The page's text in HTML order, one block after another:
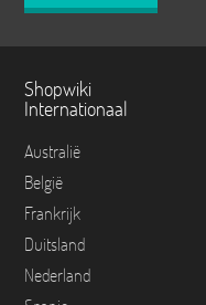
Shopwiki
Internationaal
Australië
België
Frankrijk
Duitsland
Nederland